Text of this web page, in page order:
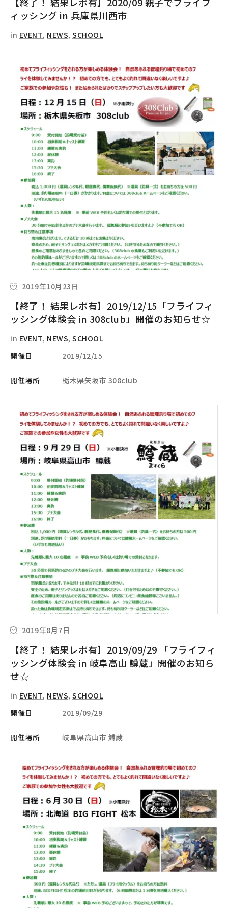
ィッシング in 兵庫県川西市
in EVENT, NEWS, SCHOOL
2019年10月23日
【終了！ 結果レポ有】2019/12/15「フライフィ
ッシング体験会 in 308club」開催のお知らせ☆
in EVENT, NEWS, SCHOOL
開催日
2019/12/15
開催場所 栃木県矢坂市 308club
2019年8月7日
【終了！ 結果レポ有】2019/09/29 「フライフィ
ッシング体験会 in 岐阜高山 鱒蔵」開催のお知ら
せ☆
in EVENT, NEWS, SCHOOL
開催日
2019/09/29
開催場所 岐阜県高山市 鱒蔵